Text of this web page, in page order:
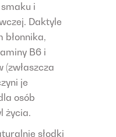
i
Daktyle
błonnika,
B6 i
(zwłaszcza
je
osób
życia.
słodki